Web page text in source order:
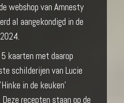
webshop van Amnesty
al aangekondigd in de
kaarten met daarop
schilderijen van Lucie
in de keuken'
recepten staan op de